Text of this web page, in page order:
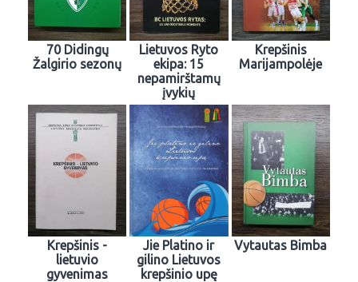
70 Didingų
Žalgirio sezonų
Lietuvos Ryto
ekipa: 15
nepamirštamų
įvykių
Krepšinis
Marijampolėje
Krepšinis -
lietuvio
gyvenimas
Jie Platino ir
gilino Lietuvos
krepšinio upę
Vytautas Bimba